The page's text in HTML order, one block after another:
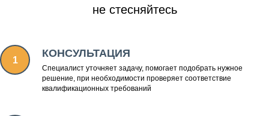
не стесняйтесь
КОНСУЛЬТАЦИЯ
Специалист уточняет задачу, помогает подобрать нужное
решение, при необходимости проверяет соответствие
квалификационных требований